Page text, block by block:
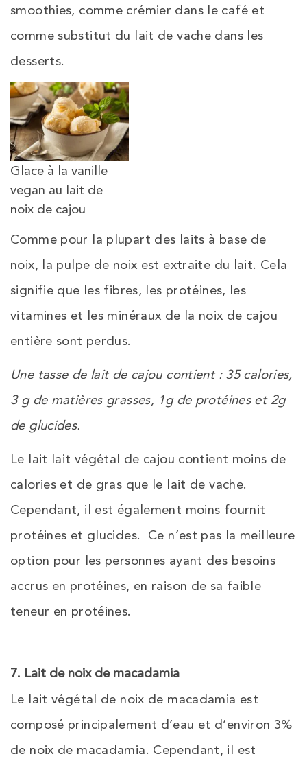
smoothies, comme crémier dans le café et
comme substitut du lait de vache dans les
desserts.
Glace à la vanille
vegan au lait de
noix de cajou
Comme pour la plupart des laits à base de
noix, la pulpe de noix est extraite du lait. Cela
signifie que les fibres, les protéines, les
vitamines et les minéraux de la noix de cajou
entière sont perdus.
Une tasse de lait de cajou contient : 35 calories,
3 g de matières grasses, 1g de protéines et 2g
de glucides.
Le lait lait végétal de cajou contient moins de
calories et de gras que le lait de vache.
Cependant, il est également moins fournit
protéines et glucides. Ce n’est pas la meilleure
option pour les personnes ayant des besoins
accrus en protéines, en raison de sa faible
teneur en protéines.
7. Lait de noix de macadamia
Le lait végétal de noix de macadamia est
composé principalement d’eau et d’environ 3%
de noix de macadamia. Cependant, il est